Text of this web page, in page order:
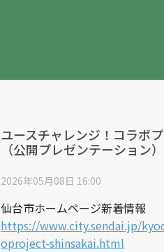
ユースチャレンジ！コラボ
（公開プレゼンテーション
2026年05月08日 16:00
仙台市ホームページ新着情報
https://www.city.sendai.jp/
oproject-shinsakai.html